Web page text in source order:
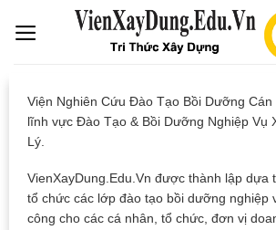
Viện Nghiên Cứu Đào Tạo Bồi Dưỡng Cán
lĩnh vực Đào Tạo & Bồi Dưỡng Nghiệp Vụ
Lý.
VienXayDung.Edu.Vn được thành lập dựa
tổ chức các lớp đào tạo bồi dưỡng nghiệp
công cho các cá nhân, tổ chức, đơn vị